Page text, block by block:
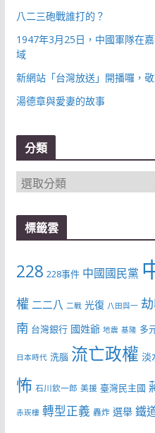
八二三砲戰誰打的？
1947年3月25日，中國軍隊在
域
新網站「台灣放送」開播囉，敬
湯德章與愛妻的故事
分類
分
類
標籤雲
228 228事件 中國國民黨
權 二二八 二戰 光復 八田與一
南 台灣銀行 國姓爺 地震 基隆 多
日本時代 洗腦 流亡政權 淡
怖 石川欽一郎 美援 臺灣民主國
赤崁樓 轉型正義 轟炸 選舉 鐵